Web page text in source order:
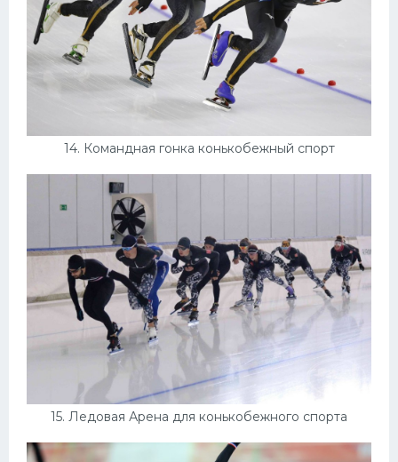
14. Командная гонка конькобежный спорт
15. Ледовая Арена для конькобежного спорта